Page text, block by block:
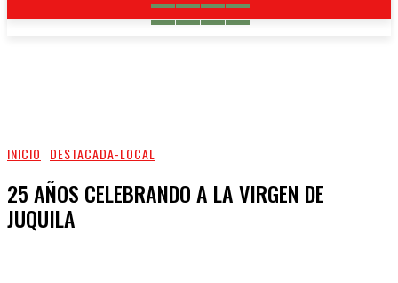
INICIO DESTACADA-LOCAL
25 AÑOS CELEBRANDO A LA VIRGEN DE
JUQUILA